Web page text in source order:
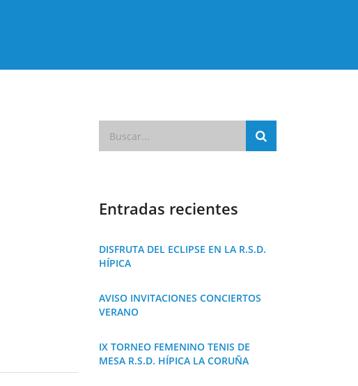
Entradas recientes
DISFRUTA DEL ECLIPSE EN LA R.S.D.
HÍPICA
AVISO INVITACIONES CONCIERTOS
VERANO
IX TORNEO FEMENINO TENIS DE
MESA R.S.D. HÍPICA LA CORUÑA